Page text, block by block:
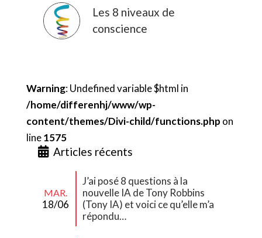
Les 8 niveaux de
conscience
Warning: Undefined variable $html in
/home/differenhj/www/wp-
content/themes/Divi-child/functions.php on
line1575
Articles récents
MAR.
18/06
J’ai posé 8 questions à la
nouvelle IA de Tony Robbins
(Tony IA) et voici ce qu’elle m’a
répondu…